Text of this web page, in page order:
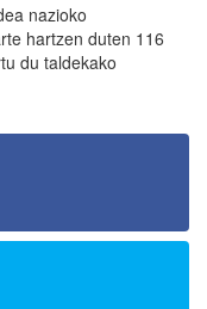
nazioko
hartzen duten 116
du taldekako